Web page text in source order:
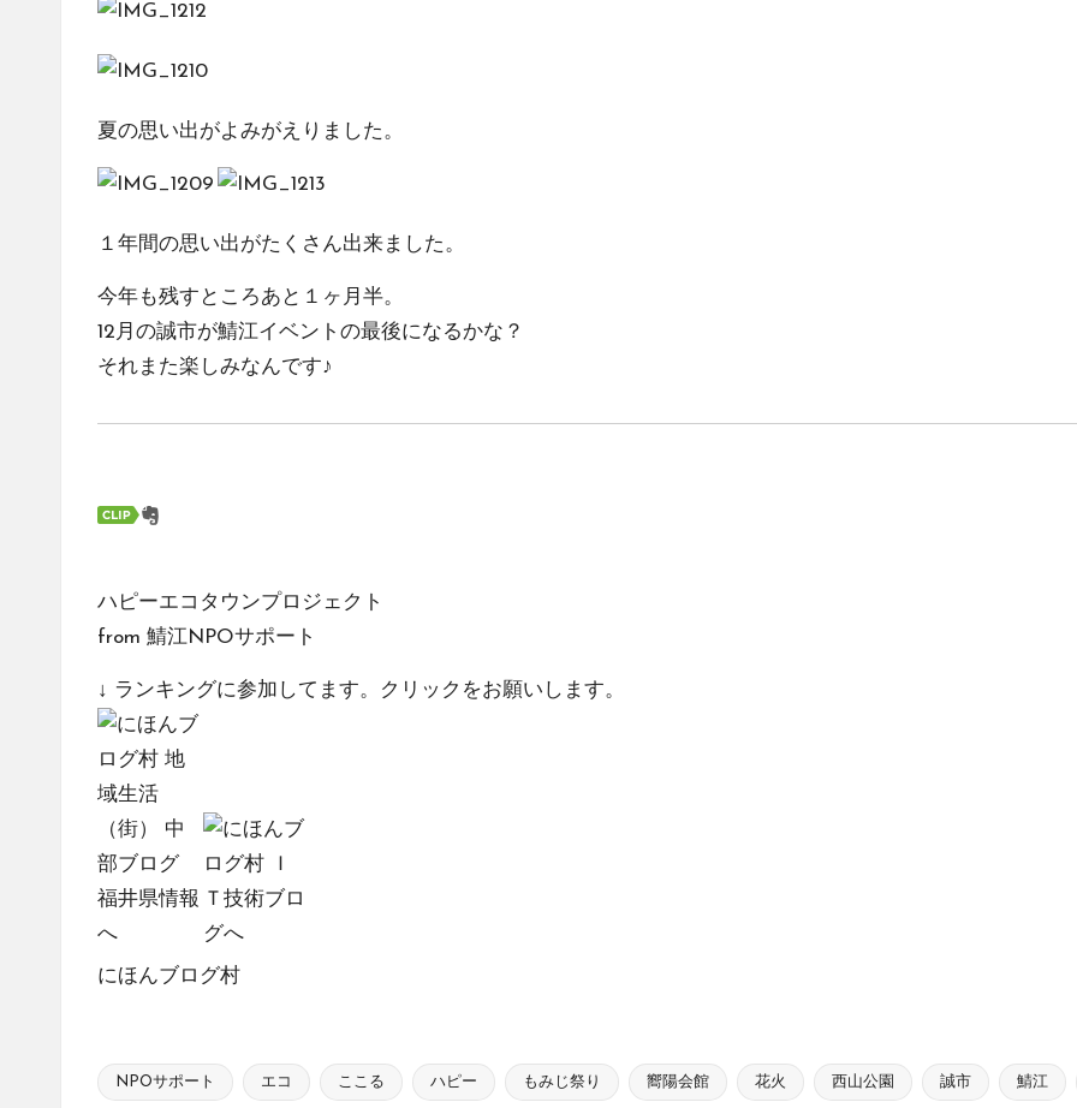
夏の思い出がよみがえりました。
１年間の思い出がたくさん出来ました。
今年も残すところあと１ヶ月半。
12月の誠市が鯖江イベントの最後になるかな？
それまた楽しみなんです♪
ハピーエコタウンプロジェクト
from 鯖江NPOサポート
↓ ランキングに参加してます。クリックをお願いします。
にほんブログ村
Tags:
NPOサポート エコ ここる ハピー もみじ祭り 嚮陽会館 花火 西山公園 誠市 鯖江